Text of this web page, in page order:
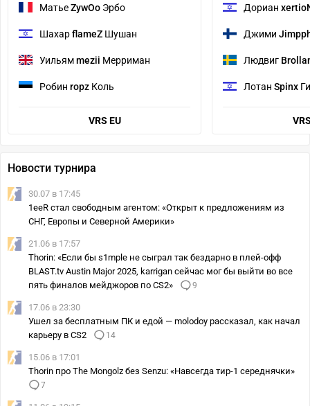
МатьеZywOo Эрбо
ШахарflameZ Шушан
Уильямmezii Мерриман
Робин ropz Коль
VRS EU
Дориан
Джими
Людвиг
Лотан Spinx
Новости турнира
30.07 в 17:45
1eeR стал свободным агентом: «Открыт к предложениям из
СНГ, Европы и Северной Америки»
21.06 в 17:57
Thorin: «Если бы s1mple не сыграл так бездарно в плей-офф
BLAST.tv Austin Major 2025, karrigan сейчас мог бы выйти во все
пять финалов мейджоров по CS2»
9
17.06 в 23:30
Ушел за бесплатным ПК и едой — molodoy рассказал, как начал
карьеру в CS2
14
15.06 в 17:01
Thorin про The Mongolz без Senzu: «Навсегда тир-1 середнячки»
7